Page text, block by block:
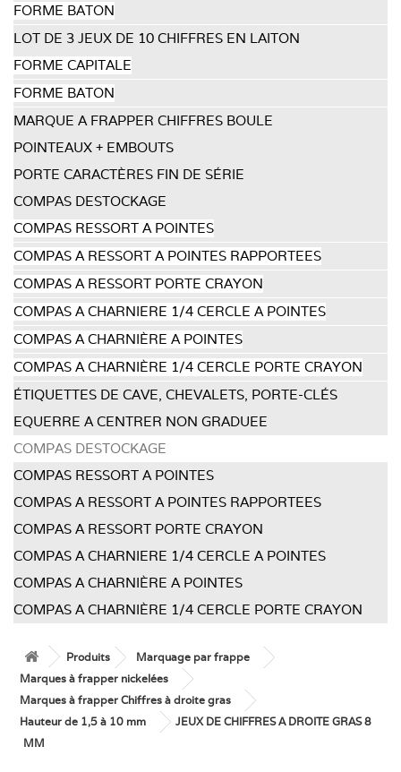
FORME BATON
LOT DE 3 JEUX DE 10 CHIFFRES EN LAITON
FORME CAPITALE
FORME BATON
MARQUE A FRAPPER CHIFFRES BOULE
POINTEAUX + EMBOUTS
PORTE CARACTÈRES FIN DE SÉRIE
COMPAS DESTOCKAGE
COMPAS RESSORT A POINTES
COMPAS A RESSORT A POINTES RAPPORTEES
COMPAS A RESSORT PORTE CRAYON
COMPAS A CHARNIERE 1/4 CERCLE A POINTES
COMPAS A CHARNIÈRE A POINTES
COMPAS A CHARNIÈRE 1/4 CERCLE PORTE CRAYON
ÉTIQUETTES DE CAVE, CHEVALETS, PORTE-CLÉS
EQUERRE A CENTRER NON GRADUEE
COMPAS DESTOCKAGE
COMPAS RESSORT A POINTES
COMPAS A RESSORT A POINTES RAPPORTEES
COMPAS A RESSORT PORTE CRAYON
COMPAS A CHARNIERE 1/4 CERCLE A POINTES
COMPAS A CHARNIÈRE A POINTES
COMPAS A CHARNIÈRE 1/4 CERCLE PORTE CRAYON
Produits
Marquage par frappe
Marques à frapper nickelées
Marques à frapper Chiffres à droite gras
Hauteur de 1,5 à 10 mm
JEUX DE CHIFFRES A DROITE GRAS 8
MM